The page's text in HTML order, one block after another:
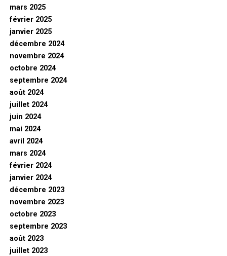
mars 2025
février 2025
janvier 2025
décembre 2024
novembre 2024
octobre 2024
septembre 2024
août 2024
juillet 2024
juin 2024
mai 2024
avril 2024
mars 2024
février 2024
janvier 2024
décembre 2023
novembre 2023
octobre 2023
septembre 2023
août 2023
juillet 2023